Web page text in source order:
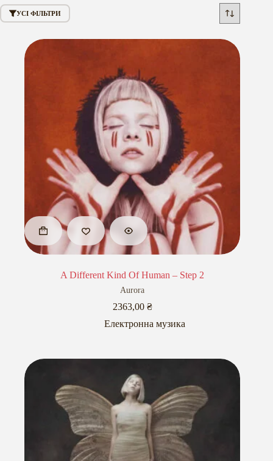
УСІ ФІЛЬТРИ
A Different Kind Of Human – Step 2
Aurora
2363,00 ₴
Електронна музика